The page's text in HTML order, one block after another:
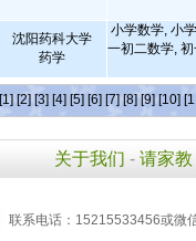
沈阳药科大学
药学
小学数学, 小
一初二数学,
[1] [2] [3] [4] [5] [6] [7] [8] [9] [10]
关于我们 - 请家教
联系电话：15215533456或微